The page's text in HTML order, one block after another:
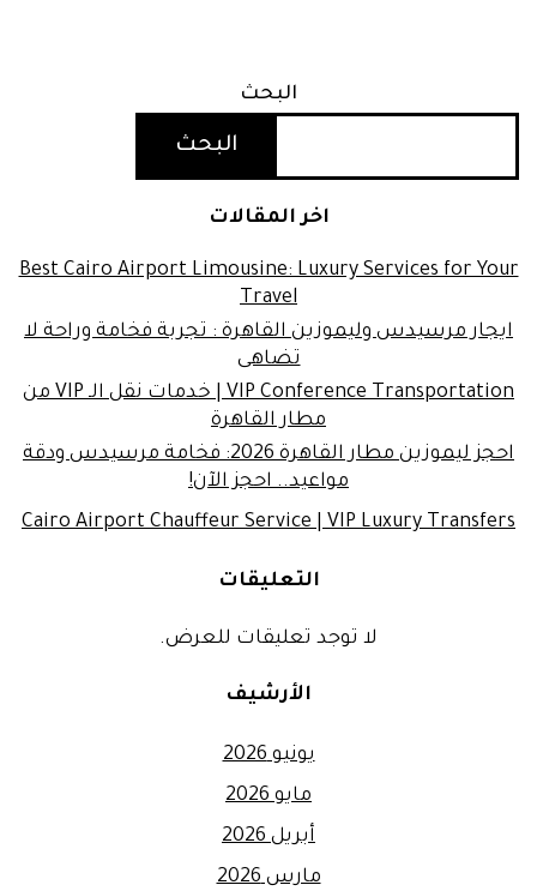
البحث
البحث
اخر المقالات
Best Cairo Airport Limousine: Luxury Services for Your
Travel
ايجار مرسيدس وليموزين القاهرة : تجربة فخامة وراحة لا
تضاهى
VIP Conference Transportation | خدمات نقل الـ VIP من
مطار القاهرة
احجز ليموزين مطار القاهرة 2026: فخامة مرسيدس ودقة
مواعيد.. احجز الآن!
Cairo Airport Chauffeur Service | VIP Luxury Transfers
التعليقات
لا توجد تعليقات للعرض.
الأرشيف
يونيو 2026
مايو 2026
أبريل 2026
مارس 2026